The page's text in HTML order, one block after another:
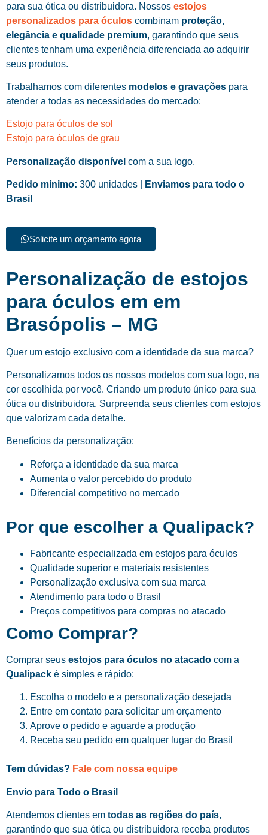
para sua ótica ou distribuidora. Nossos estojos
personalizados para óculos combinam proteção,
elegância e qualidade premium, garantindo que seus
clientes tenham uma experiência diferenciada ao adquirir
seus produtos.
Trabalhamos com diferentes modelos e gravações para
atender a todas as necessidades do mercado:
Estojo para óculos de sol
Estojo para óculos de grau
Personalização disponível com a sua logo.
Pedido mínimo: 300 unidades |
Enviamos para todo o
Brasil
Solicite um orçamento agora
Personalização de estojos
para óculos em em
Brasópolis – MG
Quer um estojo exclusivo com a identidade da sua marca?
Personalizamos todos os nossos modelos com sua logo, na
cor escolhida por você. Criando um produto único para sua
ótica ou distribuidora. Surpreenda seus clientes com estojos
que valorizam cada detalhe.
Benefícios da personalização:
Reforça a identidade da sua marca
Aumenta o valor percebido do produto
Diferencial competitivo no mercado
Por que escolher a Qualipack?
Fabricante especializada em estojos para óculos
Qualidade superior e materiais resistentes
Personalização exclusiva com sua marca
Atendimento para todo o Brasil
Preços competitivos para compras no atacado
Como Comprar?
Comprar seus estojos para óculos no atacado com a
Qualipack é simples e rápido:
Escolha o modelo e a personalização desejada
Entre em contato para solicitar um orçamento
Aprove o pedido e aguarde a produção
Receba seu pedido em qualquer lugar do Brasil
Tem dúvidas? Fale com nossa equipe
Envio para Todo o Brasil
Atendemos clientes em todas as regiões do país,
garantindo que sua ótica ou distribuidora receba produtos